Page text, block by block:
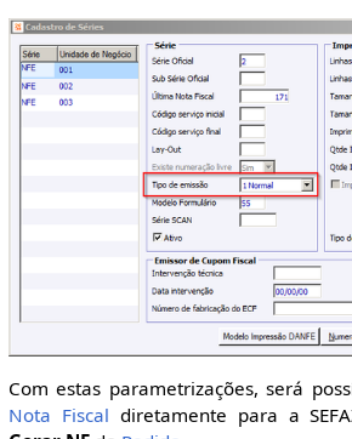
Com estas parametrizações, será
Nota Fiscal diretamente para a